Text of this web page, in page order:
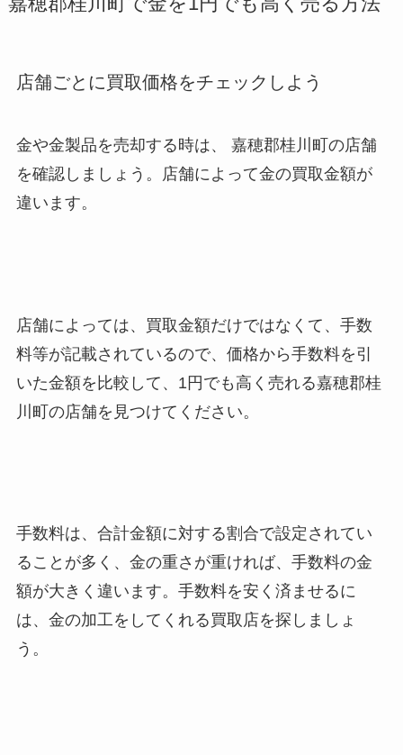
店舗ごとに買取価格をチェックしよう
金や金製品を売却する時は、 嘉穂郡桂川町の店舗
を確認しましょう。店舗によって金の買取金額が
違います。
店舗によっては、買取金額だけではなくて、手数
料等が記載されているので、価格から手数料を引
いた金額を比較して、1円でも高く売れる嘉穂郡桂
川町の店舗を見つけてください。
手数料は、合計金額に対する割合で設定されてい
ることが多く、金の重さが重ければ、手数料の金
額が大きく違います。手数料を安く済ませるに
は、金の加工をしてくれる買取店を探しましょ
う。